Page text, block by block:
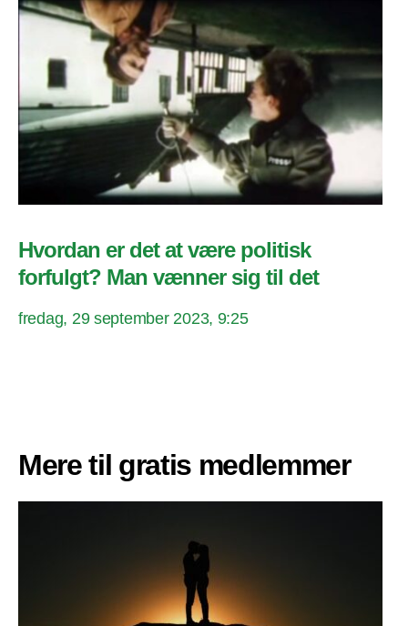
Hvordan er det at være politisk
forfulgt? Man vænner sig til det
fredag, 29 september 2023, 9:25
Mere til gratis medlemmer